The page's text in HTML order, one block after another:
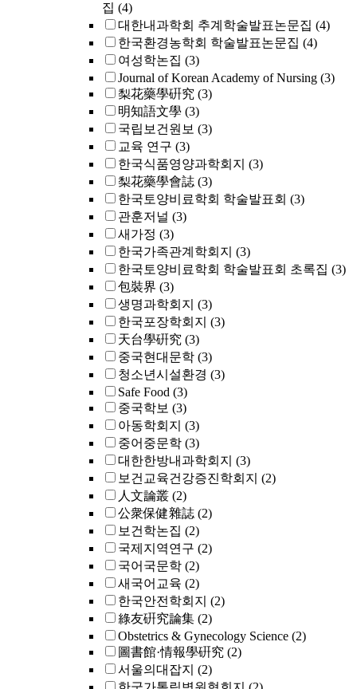
집 (4)
대한내과학회 추계학술발표논문집 (4)
한국환경농학회 학술발표논문집 (4)
여성학논집 (3)
Journal of Korean Academy of Nursing (3)
梨花藥學硏究 (3)
明知語文學 (3)
국립보건원보 (3)
교육 연구 (3)
한국식품영양과학회지 (3)
梨花藥學會誌 (3)
한국토양비료학회 학술발표회 (3)
관훈저널 (3)
새가정 (3)
한국가족관계학회지 (3)
한국토양비료학회 학술발표회 초록집 (3)
包裝界 (3)
생명과학회지 (3)
한국포장학회지 (3)
天台學硏究 (3)
중국현대문학 (3)
청소년시설환경 (3)
Safe Food (3)
중국학보 (3)
아동학회지 (3)
중어중문학 (3)
대한한방내과학회지 (3)
보건교육건강증진학회지 (2)
人文論叢 (2)
公衆保健雜誌 (2)
보건학논집 (2)
국제지역연구 (2)
국어국문학 (2)
새국어교육 (2)
한국안전학회지 (2)
綠友硏究論集 (2)
Obstetrics & Gynecology Science (2)
圖書館·情報學硏究 (2)
서울의대잡지 (2)